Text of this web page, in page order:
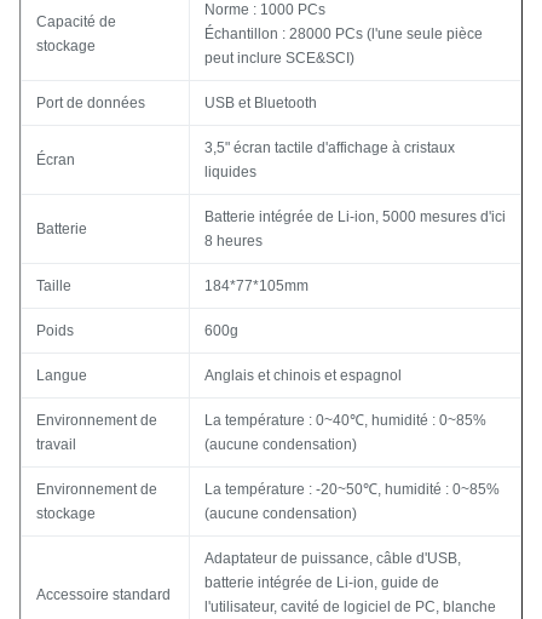
Capacité de
stockage
Norme : 1000 PCs
Échantillon : 28000 PCs (l'une seule pièce
peut inclure SCE&SCI)
Port de données USB et Bluetooth
Écran
3,5" écran tactile d'affichage à cristaux
liquides
Batterie
Batterie intégrée de Li-ion, 5000 mesures d'ici
8 heures
Taille 184*77*105mm
Poids 600g
Langue Anglais et chinois et espagnol
Environnement de
travail
La température : 0~40℃, humidité : 0~85%
(aucune condensation)
Environnement de
stockage
La température : -20~50℃, humidité : 0~85%
(aucune condensation)
Accessoire standard
Adaptateur de puissance, câble d'USB,
batterie intégrée de Li-ion, guide de
l'utilisateur, cavité de logiciel de PC, blanche